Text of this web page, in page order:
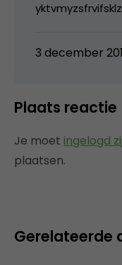
3 december
Plaats reactie
Je moet ingelogd
plaatsen.
Gerelateerde